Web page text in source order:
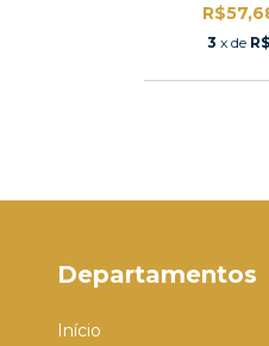
3 x de
Departamentos
Início